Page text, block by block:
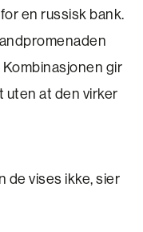
en russisk bank.
gir
uten at den virker
de vises ikke, sier